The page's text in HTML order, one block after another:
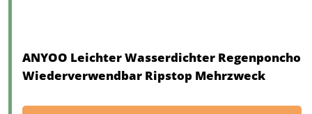
ANYOO Leichter Wasserdichter Regenponcho
Wiederverwendbar Ripstop Mehrzweck